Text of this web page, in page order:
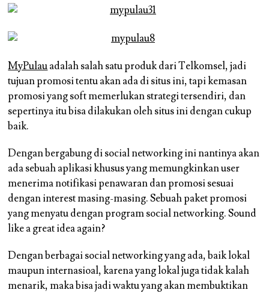
MyPulauadalah salah satu produk dari Telkomsel, jadi
tujuan promosi tentu akan ada di situs ini, tapi kemasan
promosi yang soft memerlukan strategi tersendiri, dan
sepertinya itu bisa dilakukan oleh situs ini dengan cukup
baik.
Dengan bergabung di social networking ini nantinya akan
ada sebuah aplikasi khusus yang memungkinkan user
menerima notifikasi penawaran dan promosi sesuai
dengan interest masing-masing. Sebuah paket promosi
yang menyatu dengan program social networking. Sound
like a great idea again?
Dengan berbagai social networking yang ada, baik lokal
maupun internasioal, karena yang lokal juga tidak kalah
menarik, maka bisa jadi waktu yang akan membuktikan